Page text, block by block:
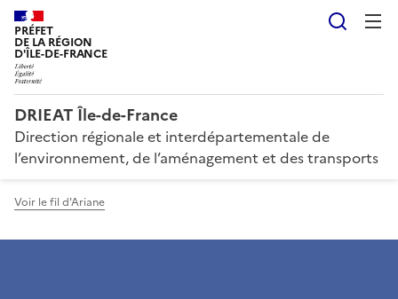
PRÉFET
DE LA RÉGION
D'ÎLE-DE-FRANCE
DRIEAT Île-de-France
Direction régionale et interdépartementale de
l’environnement, de l’aménagement et des transports
Voir le fil d'Ariane